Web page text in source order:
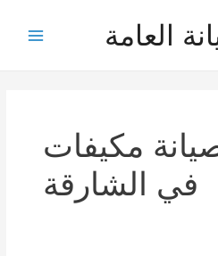
العامة
مكيفات
في الشارقة